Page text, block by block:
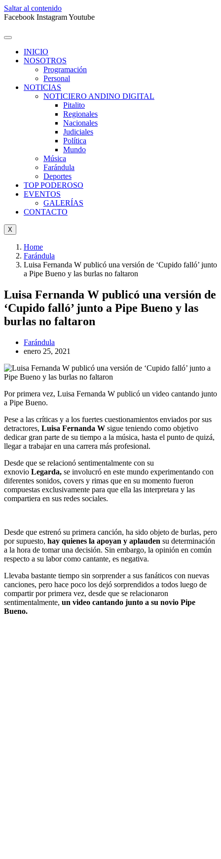
Saltar al contenido
Facebook InstagramYoutube
INICIO
NOSOTROS
Programación
Personal
NOTICIAS
NOTICIERO ANDINO DIGITAL
Pitalito
Regionales
Nacionales
Judiciales
Política
Mundo
Música
Farándula
Deportes
TOP PODEROSO
EVENTOS
GALERÍAS
CONTACTO
X
Home
Farándula
Luisa Fernanda W publicó una versión de ‘Cupido falló’ junto
a Pipe Bueno y las burlas no faltaron
Luisa Fernanda W publicó una versión de
‘Cupido falló’ junto a Pipe Bueno y las
burlas no faltaron
Farándula
enero 25, 2021
Por primera vez, Luisa Fernanda W publicó un video cantando junto
a Pipe Bueno.
Pese a las críticas y a los fuertes cuestionamientos enviados por sus
detractores, Luisa Fernanda W sigue teniendo como objetivo
dedicar gran parte de su tiempo a la música, hasta el punto de quizá,
llegar a trabajar en una carrera más profesional.
Desde que se relacionó sentimentalmente con su
exnovio Legarda, se involucró en este mundo experimentando con
diferentes sonidos, covers y rimas que en su momento fueron
compuestas exclusivamente para que ella las interpretara y las
compartiera en sus redes sociales.
Desde que estrenó su primera canción, ha sido objeto de burlas, pero
por supuesto, hay quienes la apoyan y aplauden su determinación
a la hora de tomar una decisión. Sin embargo, la opinión en común
respecto a su labor como cantante, es negativa.
Llevaba bastante tiempo sin sorprender a sus fanáticos con nuevas
canciones, pero hace poco los dejó sorprendidos a todos luego de
compartir por primera vez, desde que se relacionaron
sentimentalmente, un video cantando junto a su novio Pipe
Bueno.